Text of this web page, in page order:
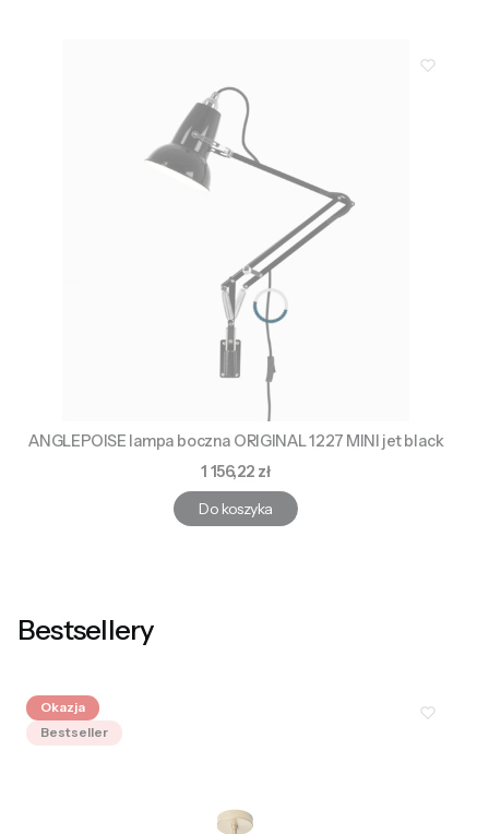
ANGLEPOISE lampa boczna ORIGINAL 1227 MINI jet black
Cena
1 156,22 zł
Do koszyka
Bestsellery
Okazja
Bestseller